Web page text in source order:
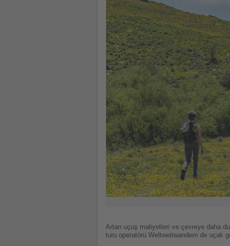
Artan uçuş maliyetleri ve çevreye daha
turu operatörü Weltweitwandern de uçak